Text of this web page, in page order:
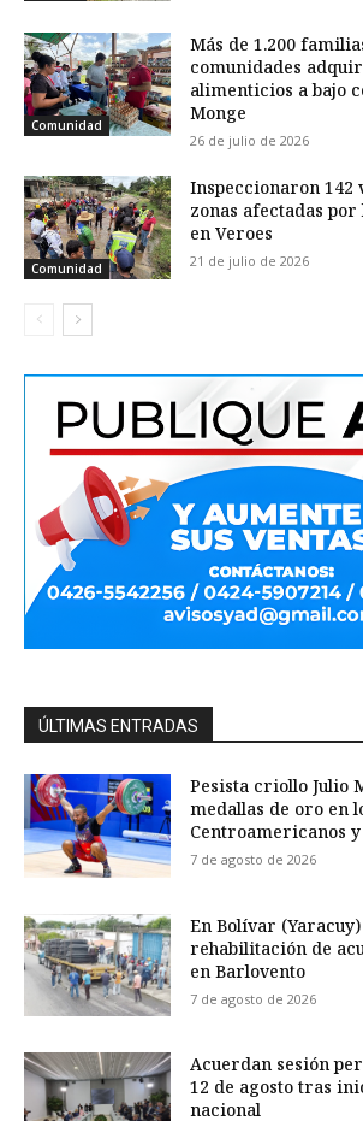
Comunidad
Más de 1.200
comunidades
alimenticios a bajo
Monge
26 de julio de 2026
Comunidad
Inspeccionaron 142
zonas afectadas
en Veroes
21 de julio de 2026
ÚLTIMAS ENTRADAS
Pesista criollo Julio
medallas de oro en
Centroamericanos
7 de agosto de 2026
En Bolívar
rehabilitación de
en Barlovento
7 de agosto de 2026
Acuerdan sesión
12 de agosto tras
nacional